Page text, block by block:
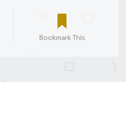
Bookmark This